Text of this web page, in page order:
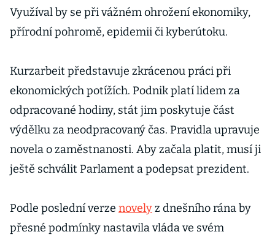
Využíval by se při vážném ohrožení ekonomiky,
přírodní pohromě, epidemii či kyberútoku.
Kurzarbeit představuje zkrácenou práci při
ekonomických potížích. Podnik platí lidem za
odpracované hodiny, stát jim poskytuje část
výdělku za neodpracovaný čas. Pravidla upravuje
novela o zaměstnanosti. Aby začala platit, musí ji
ještě schválit Parlament a podepsat prezident.
Podle poslední verze novelyz dnešního rána by
přesné podmínky nastavila vláda ve svém